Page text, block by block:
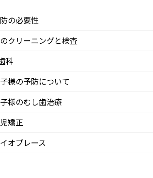
ま
上げ
らせ
の必要性
クリーニングと検査
科
様の予防について
様のむし歯治療
矯正
オブレース